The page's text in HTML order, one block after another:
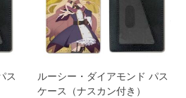
ス
ルーシー・ダイアモンド パス
ケース（ナスカン付き）